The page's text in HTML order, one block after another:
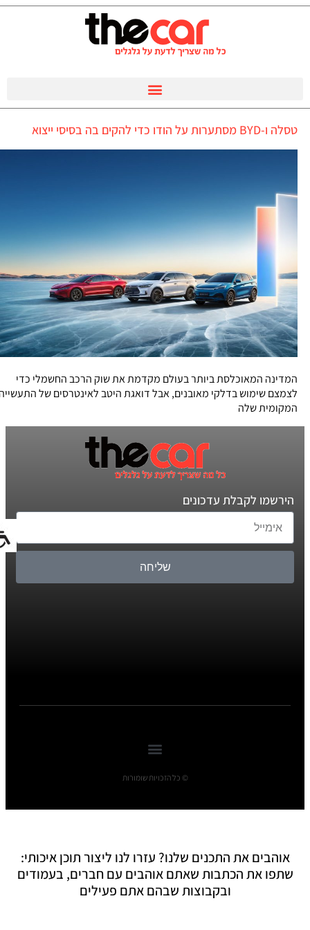
טסלה ו-BYD מסתערות על הודו כדי להקים בה בסיסי ייצוא
המדינה המאוכלסת ביותר בעולם מקדמת את שוק הרכב החשמלי כדי
לצמצם שימוש בדלקי מאובנים, אבל דואגת היטב לאינטרסים של התעשייה
המקומית שלה
הירשמו לקבלת עדכונים
שליחה
© כל הזכויות שומורות
אוהבים את התכנים שלנו? עזרו לנו ליצור תוכן איכותי:
שתפו את הכתבות שאתם אוהבים עם חברים, בעמודים
ובקבוצות שבהם אתם פעילים